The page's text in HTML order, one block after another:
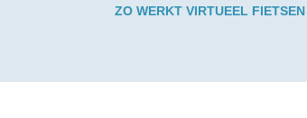
ZO WERKT VIRTUEEL FIETSEN